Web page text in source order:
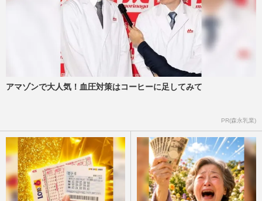
アマゾンで大人気！血圧対策はコーヒーに足してみて
PR(森永乳業)